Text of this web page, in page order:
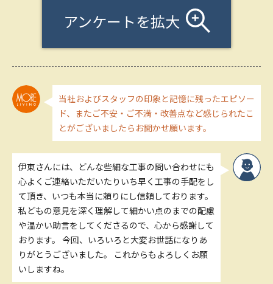
アンケートを拡大
当社およびスタッフの印象と記憶に残ったエピソー
ド、またご不安・ご不満・改善点など感じられたこ
とがございましたらお聞かせ願います。
伊東さんには、どんな些細な工事の問い合わせにも
心よくご連絡いただいたりいち早く工事の手配をし
て頂き、いつも本当に頼りにし信頼しております。
私どもの意見を深く理解して細かい点のまでの配慮
や温かい助言をしてくださるので、心から感謝して
おります。 今回、いろいろと大変お世話になりあ
りがとうございました。 これからもよろしくお願
いしますね。